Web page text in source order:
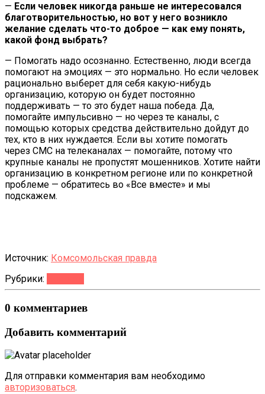
— Если человек никогда раньше не интересовался
благотворительностью, но вот у него возникло
желание сделать что-то доброе — как ему понять,
какой фонд выбрать?
— Помогать надо осознанно. Естественно, люди всегда
помогают на эмоциях — это нормально. Но если человек
рационально выберет для себя какую-нибудь
организацию, которую он будет постоянно
поддерживать — то это будет наша победа. Да,
помогайте импульсивно — но через те каналы, с
помощью которых средства действительно дойдут до
тех, кто в них нуждается. Если вы хотите помогать
через СМС на телеканалах — помогайте, потому что
крупные каналы не пропустят мошенников. Хотите найти
организацию в конкретном регионе или по конкретной
проблеме — обратитесь во «Все вместе» и мы
подскажем.
Источник: Комсомольская правда
Рубрики:
0 комментариев
Добавить комментарий
Для отправки комментария вам необходимо
авторизоваться.